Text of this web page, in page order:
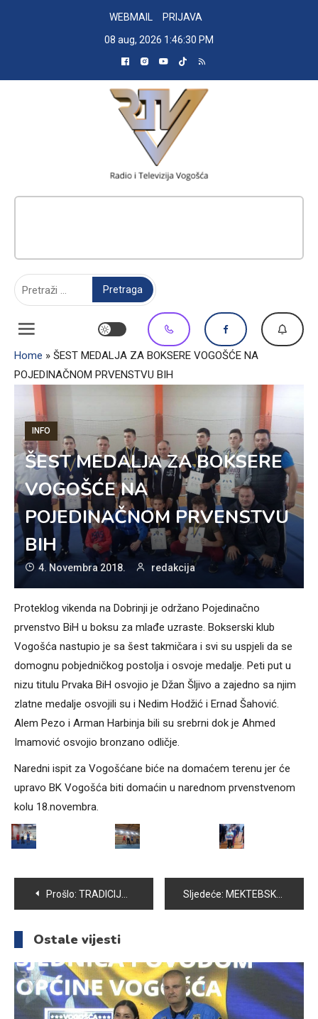
WEBMAIL
PRIJAVA
08 aug, 2026 1:46:31 PM
Home » ŠEST MEDALJA ZA BOKSERE VOGOŠĆE NA
POJEDINAČNOM PRVENSTVU BIH
INFO
ŠEST MEDALJA ZA BOKSERE
VOGOŠĆE NA
POJEDINAČNOM PRVENSTVU
BIH
4. Novembra 2018. redakcija
Proteklog vikenda na Dobrinji je održano Pojedinačno
prvenstvo BiH u boksu za mlađe uzraste. Bokserski klub
Vogošća nastupio je sa šest takmičara i svi su uspjeli da se
domognu pobjedničkog postolja i osvoje medalje. Peti put u
nizu titulu Prvaka BiH osvojio je Džan Šljivo a zajedno sa njim
zlatne medalje osvojili su i Nedim Hodžić i Ernad Šahović.
Alem Pezo i Arman Harbinja bili su srebrni dok je Ahmed
Imamović osvojio bronzano odličje.
Naredni ispit za Vogošćane biće na domaćem terenu jer će
upravo BK Vogošća biti domaćin u narednom prvenstvenom
kolu 18.novembra.
Navigacija
članaka
Prošlo: TRADICIJA SE NASTAVLJA – USPJEŠAN NASTUP JUDO KLUBA CHAMPION U CETINJU Sljedeće: MEKTEBSKU NASTAVU U MEKTEBU BLAGOVAC POHAĐA 156 POLAZNIKA
Ostale vijesti